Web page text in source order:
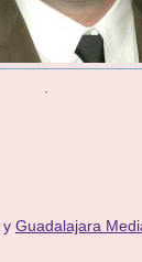
y Guadalajara